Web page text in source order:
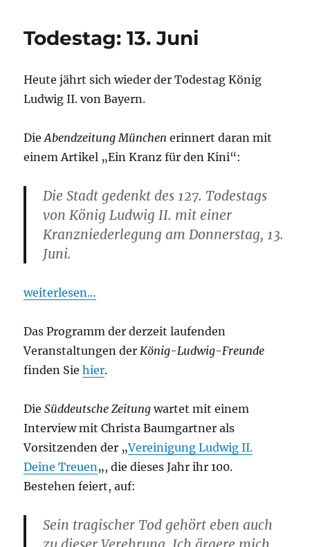
h
Li
st
Todestag: 13. Juni
Heute jährt sich wieder der Todestag König
Ludwig II. von Bayern.
DieAbendzeitung München erinnert daran mit
einem Artikel „Ein Kranz für den Kini“:
Die Stadt gedenkt des 127. Todestags
von König Ludwig II. mit einer
Kranzniederlegung am Donnerstag, 13.
Juni.
weiterlesen…
Das Programm der derzeit laufenden
Veranstaltungen derKönig-Ludwig-Freunde
finden Siehier.
DieSüddeutsche Zeitung wartet mit einem
Interview mit Christa Baumgartner als
Vorsitzenden der „Vereinigung Ludwig II.
Deine Treuen„, die dieses Jahr ihr 100.
Bestehen feiert, auf:
Sein tragischer Tod gehört eben auch